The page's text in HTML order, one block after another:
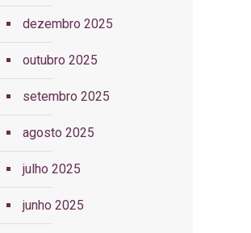
dezembro 2025
outubro 2025
setembro 2025
agosto 2025
julho 2025
junho 2025